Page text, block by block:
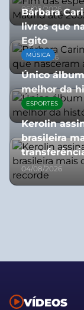
06/08/2026
Bárbara
livros que
Egito
10/07/2026
MÚSICA
Único
melhor da
06/08/2026
ESPORTES
Kerolin
brasileira
04/08/2026
VÍDEOS